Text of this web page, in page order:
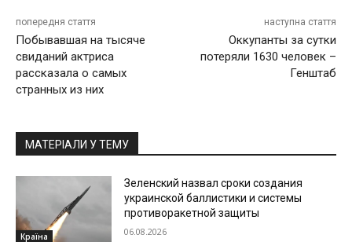
попередня стаття
Побывавшая на тысяче
свиданий актриса
рассказала о самых
странных из них
наступна стаття
Оккупанты за сутки
потеряли 1630 человек –
Генштаб
МАТЕРІАЛИ У ТЕМУ
Країна
Зеленский назвал сроки создания
украинской баллистики и системы
противоракетной защиты
06.08.2026